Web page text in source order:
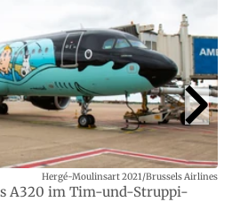
A320 im Tim-und-Struppi-
Hergé-Moulinsart 2021/Brussels Airlines